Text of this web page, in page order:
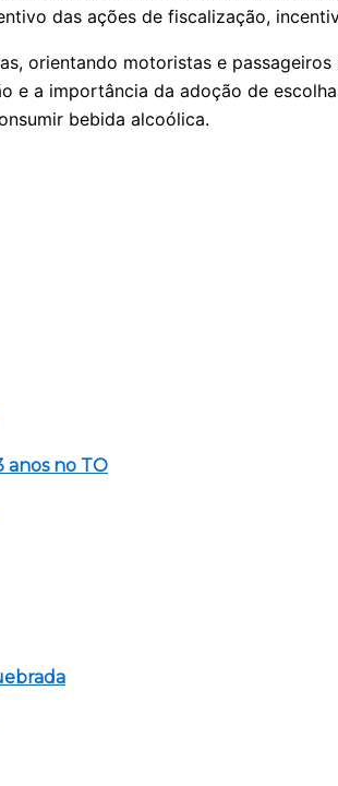
das ações de fiscalização,
orientando motoristas e
e a importância da adoção de
bebida alcoólica.
anos no TO